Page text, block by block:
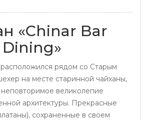
«Chinar Bar
рядом со Старым
на месте старинной чайханы,
великолепие
архитектуры. Прекрасные
сохраненные в своем